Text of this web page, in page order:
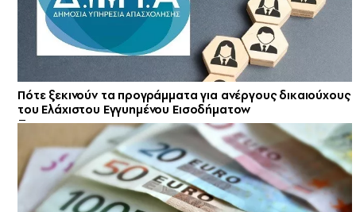
Πότε ξεκινούν τα προγράμματα για ανέργους δικαιούχους
του Ελάχιστου Εγγυημένου Εισοδήματοw